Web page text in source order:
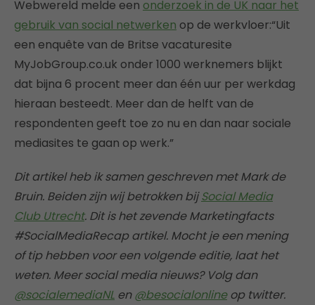
Webwereld melde een onderzoek in de UK naar het
gebruik van social netwerken op de werkvloer:“Uit
een enquête van de Britse vacaturesite
MyJobGroup.co.uk onder 1000 werknemers blijkt
dat bijna 6 procent meer dan één uur per werkdag
hieraan besteedt. Meer dan de helft van de
respondenten geeft toe zo nu en dan naar sociale
mediasites te gaan op werk.”
Dit artikel heb ik samen geschreven met Mark de
Bruin. Beiden zijn wij betrokken bijSocial Media
Club Utrecht. Dit is het zevende Marketingfacts
#SocialMediaRecap artikel. Mocht je een mening
of tip hebben voor een volgende editie, laat het
weten. Meer social media nieuws? Volg dan
@socialemediaNL en@besocialonlineop twitter.